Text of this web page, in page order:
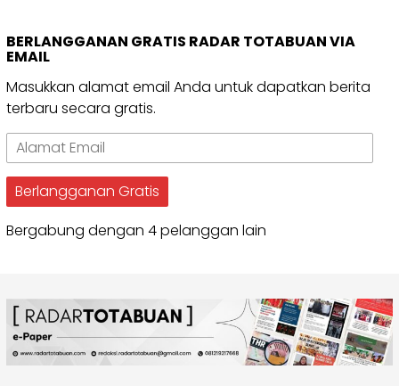
BERLANGGANAN GRATIS RADAR TOTABUAN VIA
EMAIL
Masukkan alamat email Anda untuk dapatkan berita
terbaru secara gratis.
Alamat
Email
Berlangganan Gratis
Bergabung dengan 4 pelanggan lain